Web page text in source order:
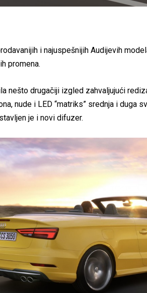
i najuspešnijih Audijevih
promena.
nešto drugačiji izgled zahvaljujući
nude i LED “matriks” srednja i duga
je i novi difuzer.